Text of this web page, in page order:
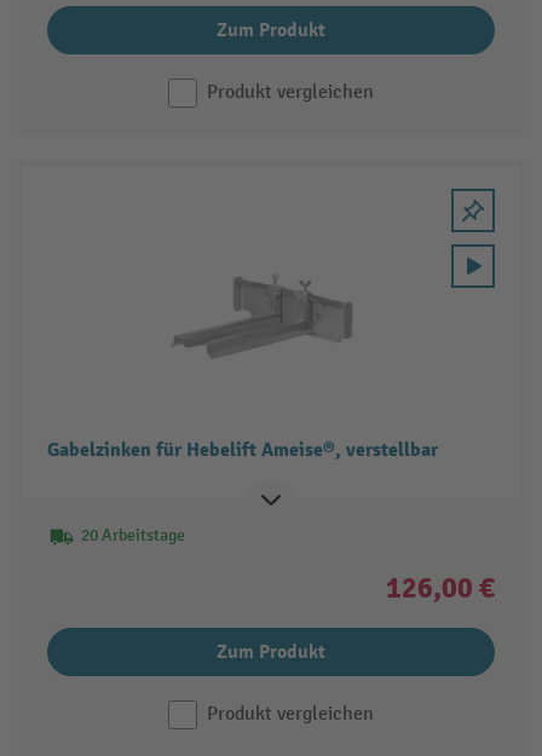
Zum Produkt
Produkt vergleichen
Gabelzinken für Hebelift Ameise®, verstellbar
20 Arbeitstage
126,00 €
Zum Produkt
Produkt vergleichen